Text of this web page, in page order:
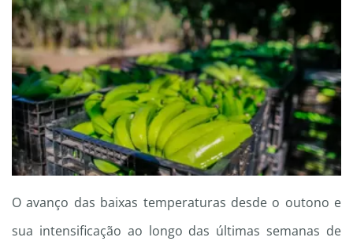
O avanço das baixas temperaturas desde o outono e
sua intensificação ao longo das últimas semanas de